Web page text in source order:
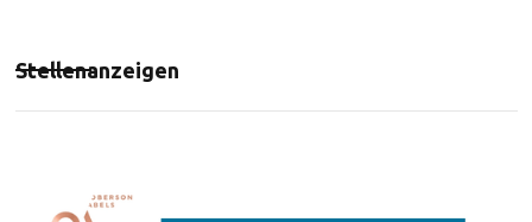
Stellenanzeigen